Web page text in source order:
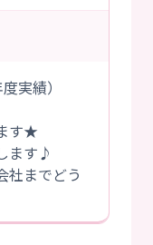
実績）
す★
ます♪
社までどう